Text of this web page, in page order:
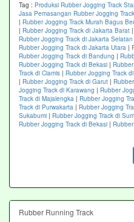
Tag : Produksi Rubber Jogging Track
Jasa Pemasangan Rubber Jogging
| Rubber Jogging Track Murah Bagus
| Rubber Jogging Track di Jakarta Barat |
Rubber Jogging Track di Jakarta Selatan
Rubber Jogging Track di Jakarta Utara |
Rubber Jogging Track di Bandung |
Rubber Jogging Track di Bekasi |
Track di Ciamis | Rubber Jogging Track
| Rubber Jogging Track di Garut |
Jogging Track di Karawang | Rubber
Track di Majalengka | Rubber Jogging
Track di Purwakarta | Rubber Jogging
Sukabumi | Rubber Jogging Track di
Rubber Jogging Track di Bekasi |
Rubber Running Track